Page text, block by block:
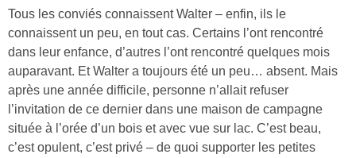
Tous les conviés connaissent Walter – enfin, ils le
connaissent un peu, en tout cas. Certains l’ont rencontré
dans leur enfance, d’autres l’ont rencontré quelques mois
auparavant. Et Walter a toujours été un peu… absent. Mais
après une année difficile, personne n’allait refuser
l’invitation de ce dernier dans une maison de campagne
située à l’orée d’un bois et avec vue sur lac. C’est beau,
c’est opulent, c’est privé – de quoi supporter les petites